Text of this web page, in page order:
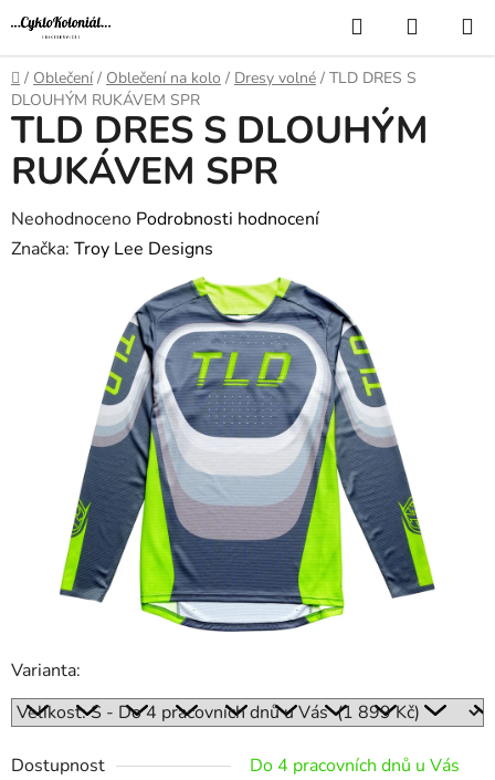
Přejít
na
obsah
Hledat
KOŠÍK
Domů
/ Oblečení / Oblečení na kolo / Dresy volné / TLD DRES S
DLOUHÝM RUKÁVEM SPR
Varianta:
Dostupnost Do 4 pracovních dnů u Vás
TLD DRES S DLOUHÝM
RUKÁVEM SPR
Průměrné
hodnocení
Neohodnoceno Podrobnosti hodnocení
Značka: Troy Lee Designs